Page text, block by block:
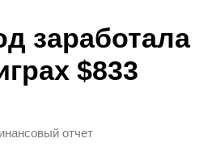
заработала
$833
отчет